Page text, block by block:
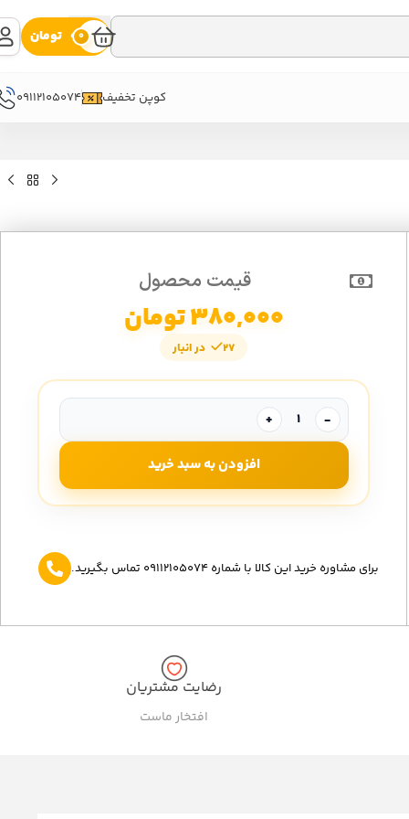
0
0 تومان
کوپن تخفیف 09112105074
قیمت محصول
380,000تومان
27 در انبار
-
+
افزودن به سبد خرید
برای مشاوره خرید این کالا با شماره 09112105074 تماس بگیرید.
رضایت مشتریان
افتخار ماست